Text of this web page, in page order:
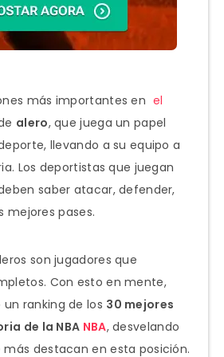
más importantes en el
alero, que juega un papel
llevando a su equipo a
Los deportistas que juegan
saber atacar, defender,
mejores pases.
son jugadores que
Con esto en mente,
ranking de los 30 mejores
de la NBA NBA, desvelando
más destacan en esta posición.